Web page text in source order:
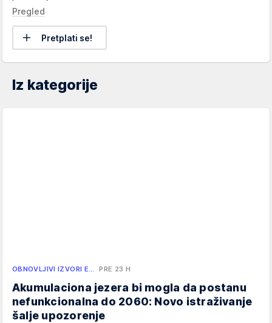
Pregled
Pretplati se!
Iz kategorije
OBNOVLJIVI IZVORI E… PRE 23 H
Akumulaciona jezera bi mogla da postanu
nefunkcionalna do 2060: Novo istraživanje
šalje upozorenje